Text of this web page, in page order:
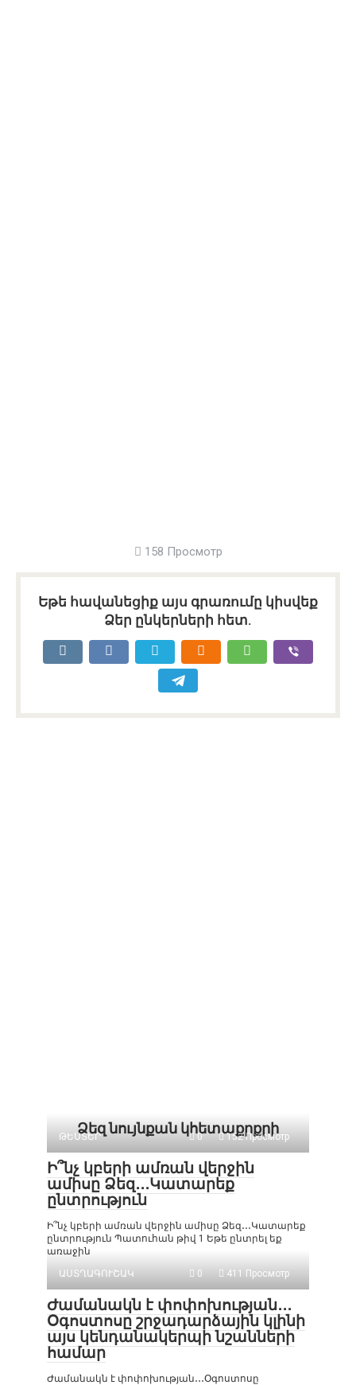
158 Просмотр
Եթե հավանեցիք այս գրառումը կիսվեք
Ձեր ընկերների հետ.
Ձեզ նույնքան կհետաքրքրի
ԹԵՍՏԵՐ 0 152 Просмотр
Ի՞նչ կբերի ամռան վերջին
ամիսը Ձեզ․․․Կատարեք
ընտրություն
Ի՞նչ կբերի ամռան վերջին ամիսը Ձեզ․․․Կատարեք
ընտրություն Պատուհան թիվ 1 Եթե ընտրել եք
առաջին
ԱՍՏՂԱԳՈՒՇԱԿ
0 411 Просмотр
Ժամանակն է փոփոխության․․․
Օգոստոսը շրջադարձային կլինի
այս կենդանակերպի նշանների
համար
Ժամանակն է փոփոխության․․․Օգոստոսը